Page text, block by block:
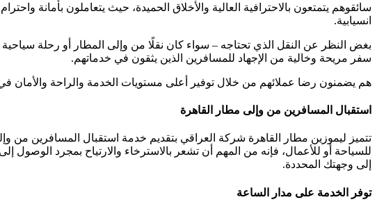
سائقوهم يتمتعون بالاحترافية العالية والأخلاق الحميدة، حيث يتعاملون بأمانة
انسيابية.
بغض النظر عن النقل الذي تحتاجه – سواء كان نقلًا من وإلى المطار أو رحلة
سفر مريحة وخالية من الإجهاد للمسافرين الذين يثقون في خدماتهم.
هم يضمنون رضا عملائهم من خلال توفير أعلى مستويات الخدمة والراحة والأمان
استقبال المسافرين من وإلى مطار القاهرة
تتميز ليموزين مطار القاهرة شركة العراقي بتقديم خدمة استقبال المسافرين
للسياحة أو للأعمال، فإنه من المهم أن تشعر بالاسترخاء والارتياح بمجرد
إلى وجهتك المحددة.
توفر الخدمة على مدار الساعة